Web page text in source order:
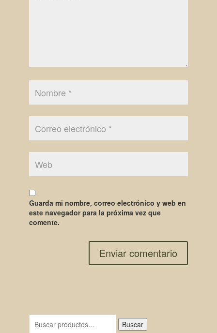
Guarda mi nombre, correo electrónico y web en
este navegador para la próxima vez que
comente.
Buscar